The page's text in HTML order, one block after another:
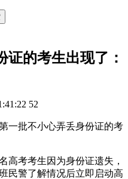
证的考生出现了：
52
一批不小心弄丢身份证的考
高考考生因为身份证遗失，
民警了解情况后立即启动高